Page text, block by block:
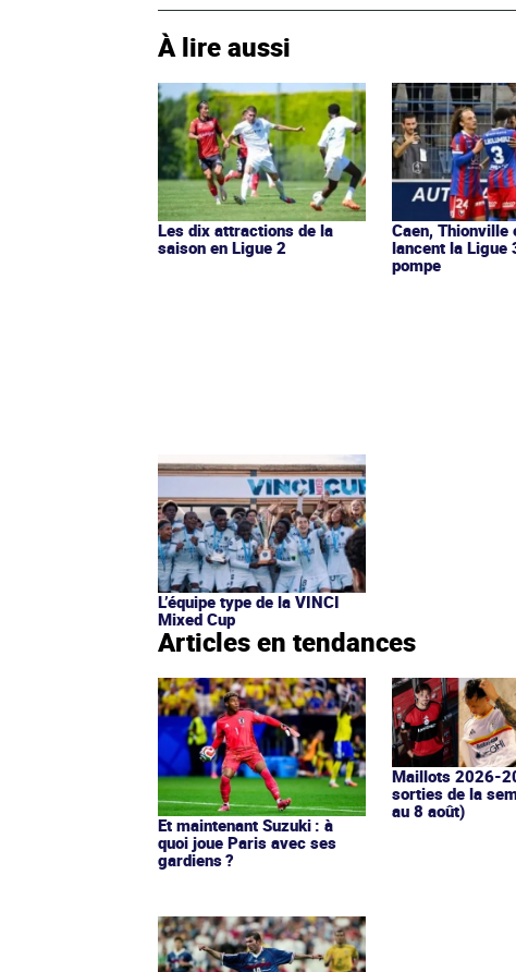
À lire aussi
Les dix attractions de la
saison en Ligue 2
Caen, Thionville
lancent la Ligue
pompe
L’équipe type de la VINCI
Mixed Cup
Articles en tendances
Et maintenant Suzuki : à
quoi joue Paris avec ses
gardiens ?
Maillots 2026-
sorties de la
au 8 août)